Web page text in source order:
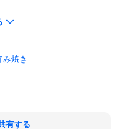
に手作りで焼き上げてお
ど
み焼き
有する